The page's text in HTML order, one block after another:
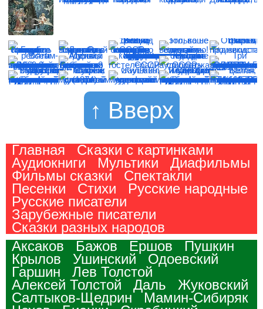
↑ Вверх
Главная
Сказки с картинками
Аудиокниги
Мультики
Диафильмы
Фильмы сказки
Спектакли
Песенки
Стихи
Русские народные
Русские писатели
Зарубежные писатели
Сказки разных народов
Аксаков
Бажов Ершов
Пушкин
Крылов
Ушинский
Одоевский
Гаршин
Лев Толстой
Алексей Толстой
Даль
Жуковский
Салтыков-Щедрин
Мамин-Сибиряк